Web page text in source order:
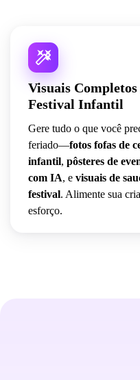
Visuais
Festival Infantil
Gere tudo o que você
feriado—fotos fofas de
infantil, pôsteres de
com IA, e visuais de
festival. Alimente sua
esforço.